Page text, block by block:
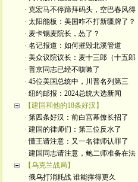
· 克宏马不停蹄拜码头，空巴春风得
· 太阳能板：美国咋不打新疆牌了？
· 麦卡锡麦院长，怂了？
· 名记报道：如何摧毁北溪管道
· 美众议院议长：麦十三郎（十五郎
· 普京同志已经不咳嗽了
· 45位美国总统中，川普名列第三
· 纽约邮报：2024总统大选新闻
【建国和他的18条好汉】
· 第四条好汉：前白宫幕僚长招了
· 建国的律师们：第三位反水了
· 懂王请注意：又一名律师认罪了
· 建国同志请注意，鲍二师准备在法
【乌克兰战局】
· 俄乌打消耗战 谁能撑得更久